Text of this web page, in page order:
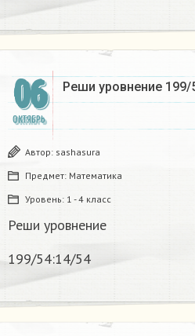
06
ОКТЯБРЬ
Реши уровнение 199/
Автор: sashasura
Предмет: Математика
Уровень: 1 - 4 класс
Реши уровнение
199/54:14/54